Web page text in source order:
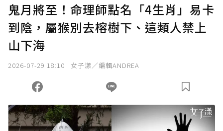
鬼月將至！命理師點名「4生肖」易卡
到陰，屬猴別去榕樹下、這類人禁上
山下海
2026-07-29 18:10 女子漾／編輯ANDREA